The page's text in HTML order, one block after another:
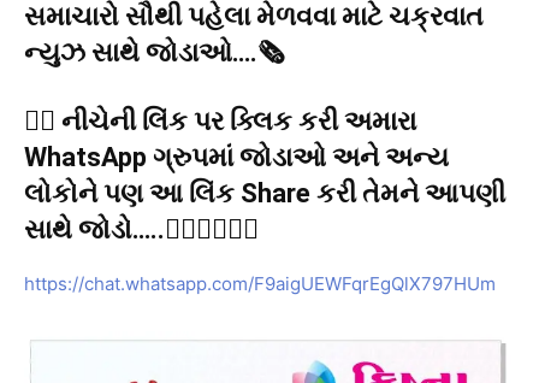
સમાચારો સૌથી પહેલા મેળવવા માટે ચક્રવાત
ન્યુઝ સાથે જોડાઓ….🗞️
👉🏻 નીચેની લિંક પર ક્લિક કરી અમારા
WhatsApp ગ્રુપમાં જોડાઓ અને અન્ય
લોકોને પણ આ લિંક Share કરી તેમને આપણી
સાથે જોડો…..👇🏻👇🏻👇🏻
https://chat.whatsapp.com/F9aigUEWFqrEgQlX797HUm